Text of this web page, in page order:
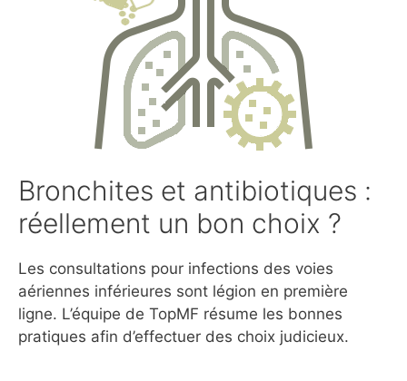
Bronchites et antibiotiques :
réellement un bon choix ?
Les consultations pour infections des voies
aériennes inférieures sont légion en première
ligne. L’équipe de TopMF résume les bonnes
pratiques afin d’effectuer des choix judicieux.